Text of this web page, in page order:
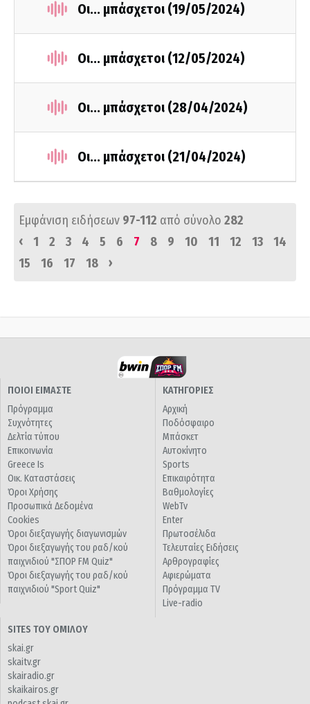
Οι... μπάσχετοι (19/05/2024)
Οι... μπάσχετοι (12/05/2024)
Οι... μπάσχετοι (28/04/2024)
Οι... μπάσχετοι (21/04/2024)
Εμφάνιση ειδήσεων 97-112 από σύνολο 282
‹
1 2 3 4 5 6 7 8 9 10 11 12 13
14
15
16 17 18 ›
ΠΟΙΟΙ ΕΙΜΑΣΤΕ
Πρόγραμμα
Συχνότητες
Δελτία τύπου
Επικοινωνία
Greece Is
Οικ. Καταστάσεις
Όροι Χρήσης
Προσωπικά Δεδομένα
Cookies
Όροι διεξαγωγής διαγωνισμών
Όροι διεξαγωγής του ραδ/κού
παιχνιδιού "ΣΠΟΡ FM Quiz"
Όροι διεξαγωγής του ραδ/κού
παιχνιδιού "Sport Quiz"
ΚΑΤΗΓΟΡΙΕΣ
Αρχική
Ποδόσφαιρο
Μπάσκετ
Αυτοκίνητο
Sports
Επικαιρότητα
Βαθμολογίες
WebTv
Enter
Πρωτοσέλιδα
Τελευταίες Ειδήσεις
Αρθρογραφίες
Αφιερώματα
Πρόγραμμα TV
Live-radio
SITES ΤΟΥ ΟΜΙΛΟΥ
skai.gr
skaitv.gr
skairadio.gr
skaikairos.gr